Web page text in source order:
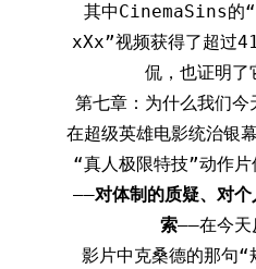
其中CinemaSins
xXx”视频获得了超过
侃，也证明了
第七章：为什么我们今
在超级英雄电影统治银
“真人极限特技”动作
——对体制的质疑、对
索——在今天
影片中克桑德的那句